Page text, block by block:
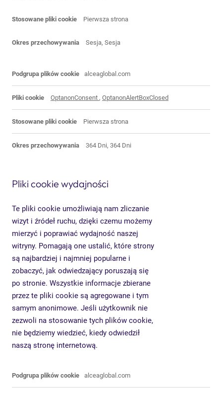
Pierwsza strona
Sesja, Sesja
alceaglobal.com
OptanonConsent , OptanonAlertBoxClosed
Pierwsza strona
364 Dni, 364 Dni
Pliki cookie wydajności
Te pliki cookie umożliwiają nam zliczanie
wizyt i źródeł ruchu, dzięki czemu możemy
mierzyć i poprawiać wydajność naszej
witryny. Pomagają one ustalić, które strony
są najbardziej i najmniej popularne i
zobaczyć, jak odwiedzający poruszają się
po stronie. Wszystkie informacje zbierane
przez te pliki cookie są agregowane i tym
samym anonimowe. Jeśli użytkownik nie
zezwoli na stosowanie tych plików cookie,
nie będziemy wiedzieć, kiedy odwiedził
naszą stronę internetową.
cookie
wydajności
alceaglobal.com